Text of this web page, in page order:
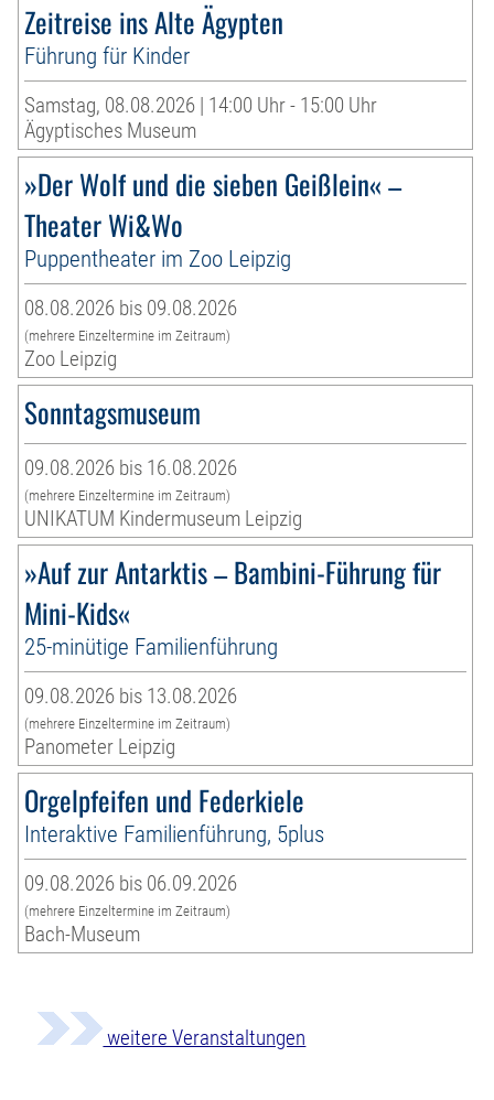
Zeitreise ins Alte Ägypten
Führung für Kinder
Samstag, 08.08.2026 | 14:00 Uhr - 15:00 Uhr
Ägyptisches Museum
»Der Wolf und die sieben Geißlein« –
Theater Wi&Wo
Puppentheater im Zoo Leipzig
08.08.2026 bis 09.08.2026
(mehrere Einzeltermine im Zeitraum)
Zoo Leipzig
Sonntagsmuseum
09.08.2026 bis 16.08.2026
(mehrere Einzeltermine im Zeitraum)
UNIKATUM Kindermuseum Leipzig
»Auf zur Antarktis – Bambini-Führung für
Mini-Kids«
25-minütige Familienführung
09.08.2026 bis 13.08.2026
(mehrere Einzeltermine im Zeitraum)
Panometer Leipzig
Orgelpfeifen und Federkiele
Interaktive Familienführung, 5plus
09.08.2026 bis 06.09.2026
(mehrere Einzeltermine im Zeitraum)
Bach-Museum
weitere Veranstaltungen